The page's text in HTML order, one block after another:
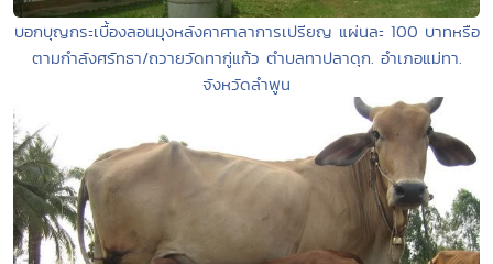
บอกบุญกระเบื้องลอนมุงหลังคาศาลาการเปรียญ แผ่นละ 100 บาทหรือ
ตามกำลังศรัทธา/ถวายวัดทากู่แก้ว ตำบลทาปลาดุก. อำเภอแม่ทา.
จังหวัดลำพูน